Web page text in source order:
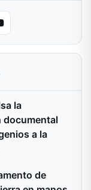
la
documental
a la
de